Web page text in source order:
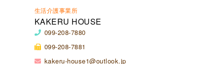
生活介護事業所
KAKERU HOUSE
099-208-7880
099-208-7881
kakeru-house1@outlook.jp